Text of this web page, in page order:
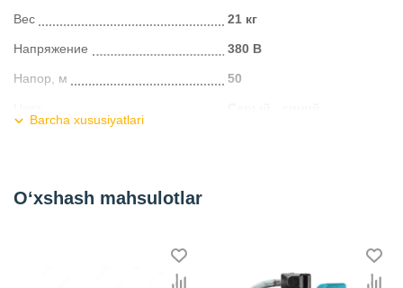
Вес 21 кг
Напряжение 380 В
Напор, м 50
Barcha xususiyatlari
O‘xshash mahsulotlar